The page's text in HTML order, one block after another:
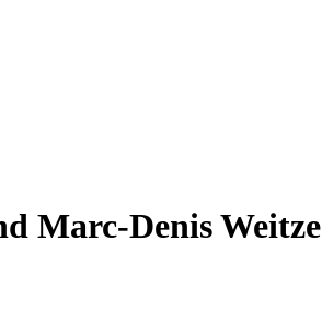
Marc-Denis Weitze